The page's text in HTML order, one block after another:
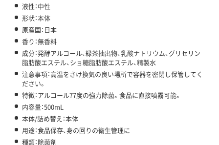
液性：中性
形状：本体
原産国：日本
香り：無香料
成分：発酵アルコール、緑茶抽出物、乳酸ナトリウム、グリセリン
脂肪酸エステル、ショ糖脂肪酸エステル、精製水
注意事項：高温をさけ換気の良い場所で容器を密閉し保管してく
ださい。
特徴：アルコール77度の強力除菌。食品に直接噴霧可能。
内容量：500mL
本体/詰め替え：本体
用途：食品保存、身の回りの衛生管理に
種類：除菌剤